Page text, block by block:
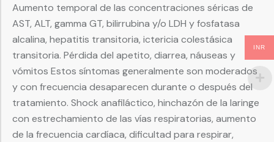
Aumento temporal de las concentraciones séricas de
AST, ALT, gamma GT, bilirrubina y/o LDH y fosfatasa
alcalina, hepatitis transitoria, ictericia colestásica
transitoria. Pérdida del apetito, diarrea, náuseas y
vómitos Estos síntomas generalmente son moderados
y con frecuencia desaparecen durante o después del
tratamiento. Shock anafiláctico, hinchazón de la laringe
con estrechamiento de las vías respiratorias, aumento
de la frecuencia cardíaca, dificultad para respirar,
INR